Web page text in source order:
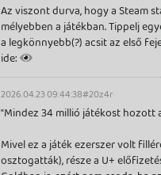
Az viszont durva, hogy a Steam
mélyebben a játékban. Tippelj
a legkönnyebb(?) acsit az első
ide:
2026.04.23 09:44:38#20z4r
"Mindez 34 millió játékost hozott
Mivel ez a játék ezerszer volt
osztogatták), része a U+